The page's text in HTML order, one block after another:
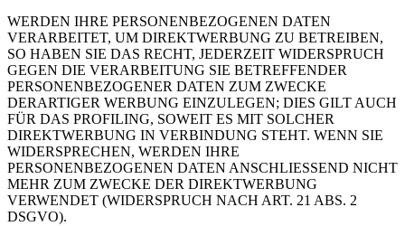
WERDEN IHRE PERSONENBEZOGENEN DATEN
VERARBEITET, UM DIREKTWERBUNG ZU BETREIBEN,
SO HABEN SIE DAS RECHT, JEDERZEIT WIDERSPRUCH
GEGEN DIE VERARBEITUNG SIE BETREFFENDER
PERSONENBEZOGENER DATEN ZUM ZWECKE
DERARTIGER WERBUNG EINZULEGEN; DIES GILT AUCH
FÜR DAS PROFILING, SOWEIT ES MIT SOLCHER
DIREKTWERBUNG IN VERBINDUNG STEHT. WENN SIE
WIDERSPRECHEN, WERDEN IHRE
PERSONENBEZOGENEN DATEN ANSCHLIESSEND NICHT
MEHR ZUM ZWECKE DER DIREKTWERBUNG
VERWENDET (WIDERSPRUCH NACH ART. 21 ABS. 2
DSGVO).